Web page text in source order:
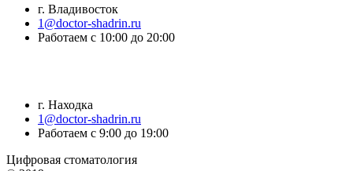
г. Владивосток
1@doctor-shadrin.ru
Работаем с 10:00 до 20:00
г. Находка
1@doctor-shadrin.ru
Работаем с 9:00 до 19:00
Цифровая стоматология